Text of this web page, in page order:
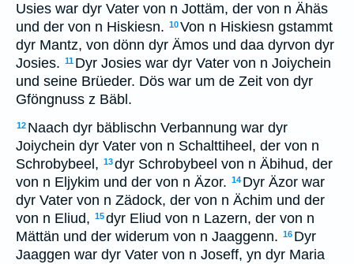
Usies war dyr Vater von n Jottäm, der von n Ähäs
und der von n Hiskiesn. 10Von n Hiskiesn gstammt
dyr Mantz, von dönn dyr Ämos und daa dyrvon dyr
Josies. 11 Dyr Josies war dyr Vater von n Joiychein
und seine Brüeder. Dös war um de Zeit von dyr
Gföngnuss z Bäbl.
12 Naach dyr bäblischn Verbannung war dyr
Joiychein dyr Vater von n Schalttiheel, der von n
Schrobybeel, 13dyr Schrobybeel von n Äbihud, der
von n Eljykim und der von n Äzor. 14 Dyr Äzor war
dyr Vater von n Zädock, der von n Ächim und der
von n Eliud, 15dyr Eliud von n Lazern, der von n
Mättän und der widerum von n Jaaggenn. 16 Dyr
Jaaggen war dyr Vater von n Joseff, yn dyr Maria